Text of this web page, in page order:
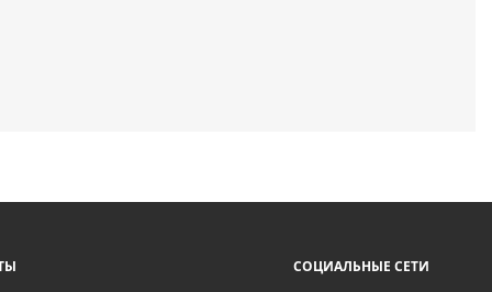
СОЦИАЛЬНЫЕ СЕТИ